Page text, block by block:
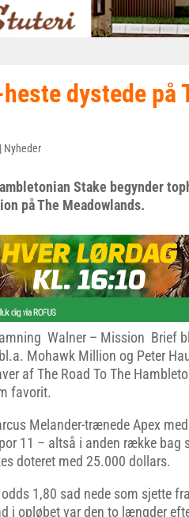
dystede på
| Nyheder
Stake begynder
på The Meadowlands.
Walner – Mission Brief
Mohawk Million og Peter
af The Road To The
favorit.
Melander-trænede Apex
11 – altså i anden række bag
doteret med 25.000 dollars.
1,80 sad nede som sjette
i opløbet var den to længder